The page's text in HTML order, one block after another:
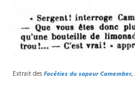
Extrait desFacéties du sapeur Camember,